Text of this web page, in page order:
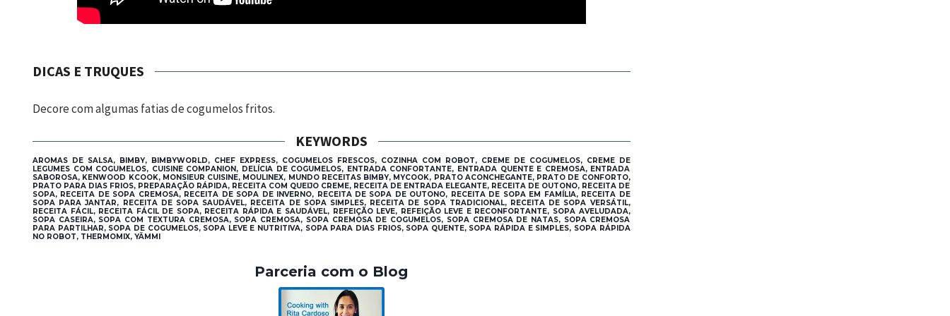
DICAS E TRUQUES
Decore com algumas fatias de cogumelos fritos.
KEYWORDS
AROMAS DE SALSA, BIMBY, BIMBYWORLD, CHEF EXPRESS, COGUMELOS FRESCOS, COZINHA COM ROBOT, CREME DE COGUMELOS, CREME DE
LEGUMES COM COGUMELOS, CUISINE COMPANION, DELÍCIA DE COGUMELOS, ENTRADA CONFORTANTE, ENTRADA QUENTE E CREMOSA, ENTRADA
SABOROSA, KENWOOD KCOOK, MONSIEUR CUISINE, MOULINEX, MUNDO RECEITAS BIMBY, MYCOOK, PRATO ACONCHEGANTE, PRATO DE CONFORTO,
PRATO PARA DIAS FRIOS, PREPARAÇÃO RÁPIDA, RECEITA COM QUEIJO CREME, RECEITA DE ENTRADA ELEGANTE, RECEITA DE OUTONO, RECEITA DE
SOPA, RECEITA DE SOPA CREMOSA, RECEITA DE SOPA DE INVERNO, RECEITA DE SOPA DE OUTONO, RECEITA DE SOPA EM FAMÍLIA, RECEITA DE
SOPA PARA JANTAR, RECEITA DE SOPA SAUDÁVEL, RECEITA DE SOPA SIMPLES, RECEITA DE SOPA TRADICIONAL, RECEITA DE SOPA VERSÁTIL,
RECEITA FÁCIL, RECEITA FÁCIL DE SOPA, RECEITA RÁPIDA E SAUDÁVEL, REFEIÇÃO LEVE, REFEIÇÃO LEVE E RECONFORTANTE, SOPA AVELUDADA,
SOPA CASEIRA, SOPA COM TEXTURA CREMOSA, SOPA CREMOSA, SOPA CREMOSA DE COGUMELOS, SOPA CREMOSA DE NATAS, SOPA CREMOSA
PARA PARTILHAR, SOPA DE COGUMELOS, SOPA LEVE E NUTRITIVA, SOPA PARA DIAS FRIOS, SOPA QUENTE, SOPA RÁPIDA E SIMPLES, SOPA RÁPIDA
NO ROBOT, THERMOMIX, YÄMMI
Parceria com o Blog